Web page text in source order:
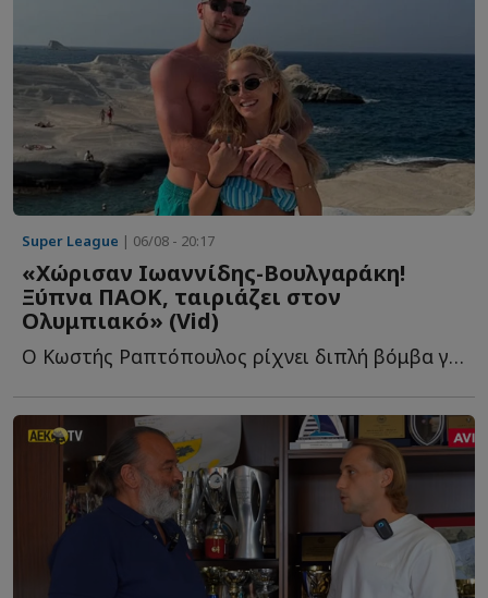
Super League | 06/08 - 20:17
«Χώρισαν Ιωαννίδης-Βουλγαράκη!
Ξύπνα ΠΑΟΚ, ταιριάζει στον
Ολυμπιακό» (Vid)
Ο Κωστής Ραπτόπουλος ρίχνει διπλή βόμβα για τον Φώτη Ι...